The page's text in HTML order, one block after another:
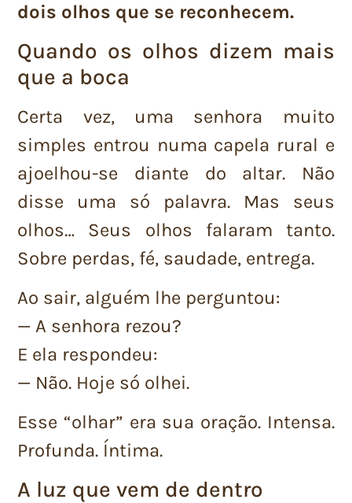
dois olhos que se reconhecem.
Quando os olhos dizem mais
que a boca
Certa vez, uma senhora muito
simples entrou numa capela rural e
ajoelhou-se diante do altar. Não
disse uma só palavra. Mas seus
olhos… Seus olhos falaram tanto.
Sobre perdas, fé, saudade, entrega.
Ao sair, alguém lhe perguntou:
— A senhora rezou?
E ela respondeu:
— Não. Hoje só olhei.
Esse “olhar” era sua oração. Intensa.
Profunda. Íntima.
A luz que vem de dentro